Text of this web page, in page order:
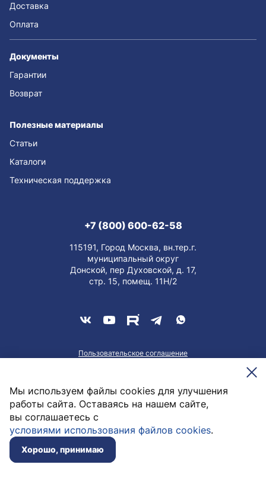
2 923,53 Заказать
Нет в наличии
Мы используем файлы cookies для улучшения
работы сайта. Оставаясь на нашем сайте,
вы соглашаетесь с
условиями использования файлов cookies.
Хорошо, принимаю
Доставка
Оплата
Документы
Гарантии
Возврат
Полезные материалы
Статьи
Каталоги
Техническая поддержка
+7 (800) 600-62-58
115191, Город Москва, вн.тер.г.
муниципальный округ
Донской, пер Духовской, д. 17,
стр. 15, помещ. 11Н/2
Пользовательское соглашение
Meesenburg @2026